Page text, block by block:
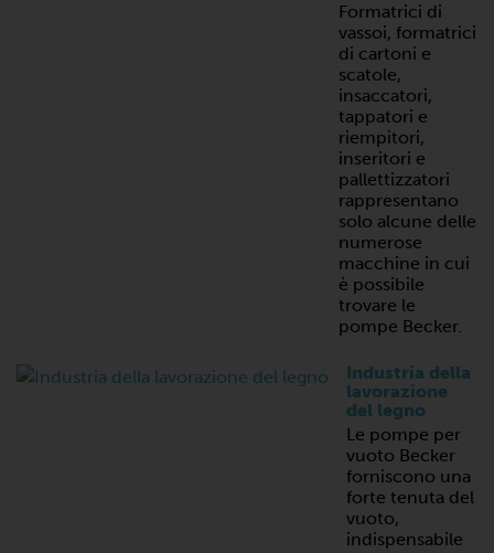
Formatrici di
vassoi, formatrici
di cartoni e
scatole,
insaccatori,
tappatori e
riempitori,
inseritori e
pallettizzatori
rappresentano
solo alcune delle
numerose
macchine in cui
è possibile
trovare le
pompe Becker.
Industria della
lavorazione
del legno
Le pompe per
vuoto Becker
forniscono una
forte tenuta del
vuoto,
indispensabile